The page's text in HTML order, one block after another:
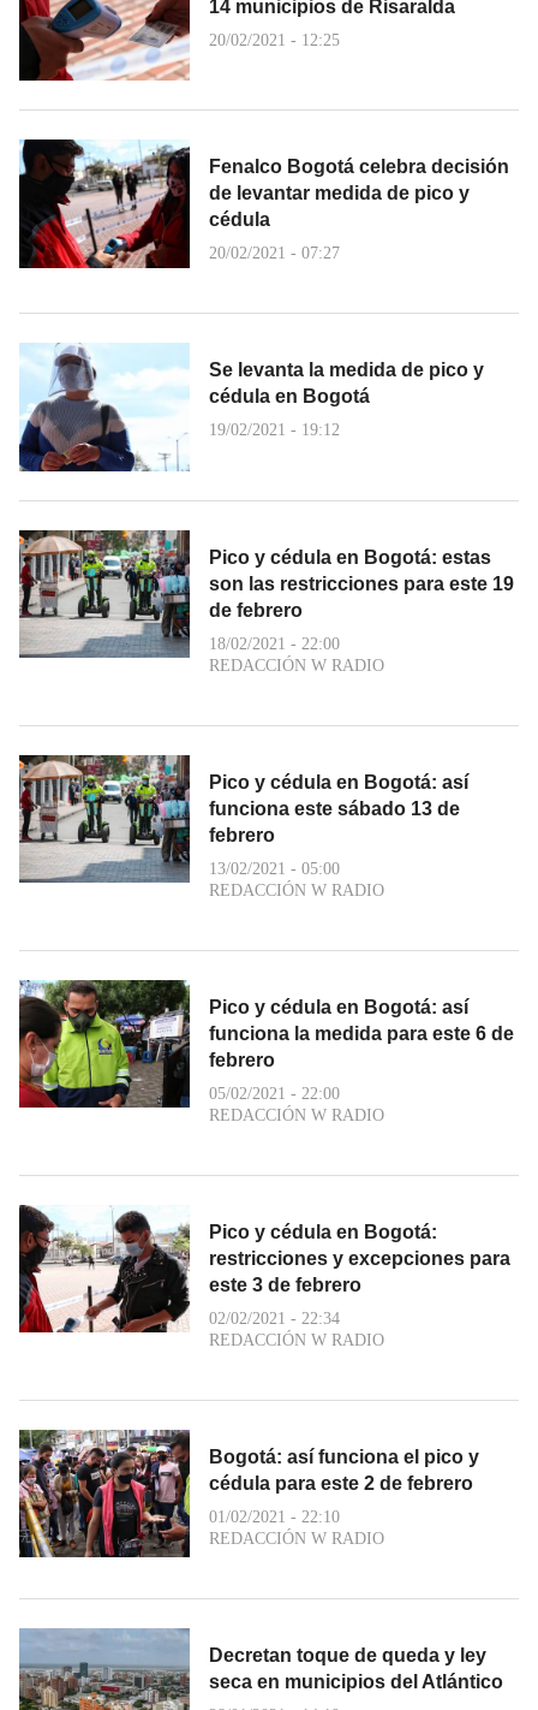
14 municipios de Risaralda
20/02/2021 - 12:25
Fenalco Bogotá celebra decisión
de levantar medida de pico y
cédula
20/02/2021 - 07:27
Se levanta la medida de pico y
cédula en Bogotá
19/02/2021 - 19:12
Pico y cédula en Bogotá: estas
son las restricciones para este 19
de febrero
18/02/2021 - 22:00
REDACCIÓN W RADIO
Pico y cédula en Bogotá: así
funciona este sábado 13 de
febrero
13/02/2021 - 05:00
REDACCIÓN W RADIO
Pico y cédula en Bogotá: así
funciona la medida para este 6 de
febrero
05/02/2021 - 22:00
REDACCIÓN W RADIO
Pico y cédula en Bogotá:
restricciones y excepciones para
este 3 de febrero
02/02/2021 - 22:34
REDACCIÓN W RADIO
Bogotá: así funciona el pico y
cédula para este 2 de febrero
01/02/2021 - 22:10
REDACCIÓN W RADIO
Decretan toque de queda y ley
seca en municipios del Atlántico